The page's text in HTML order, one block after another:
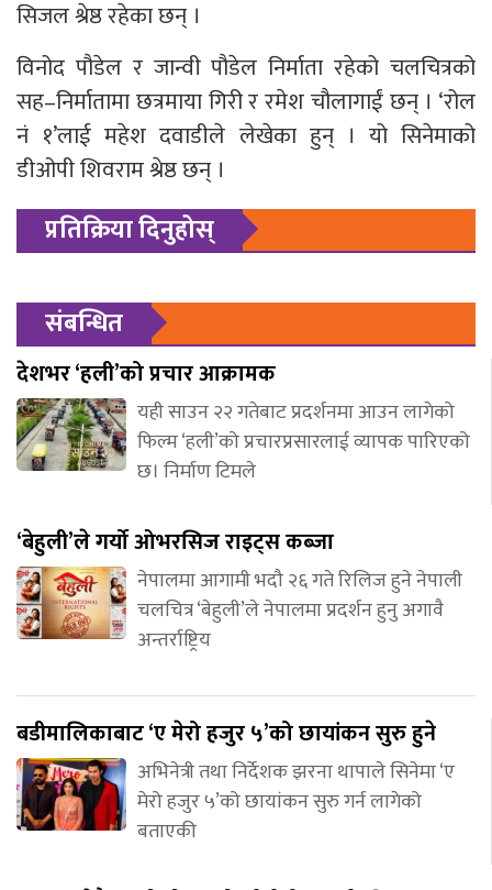
सिजल श्रेष्ठ रहेका छन् ।
विनोद पौडेल र जान्वी पौडेल निर्माता रहेको चलचित्रको
सह–निर्मातामा छत्रमाया गिरी र रमेश चौलागाईं छन् । ‘रोल
नं १’लाई महेश दवाडीले लेखेका हुन् । यो सिनेमाको
डीओपी शिवराम श्रेष्ठ छन् ।
प्रतिक्रिया दिनुहोस्
संबन्धित
देशभर ‘हली’को प्रचार आक्रामक
यही साउन २२ गतेबाट प्रदर्शनमा आउन लागेको
फिल्म ‘हली’को प्रचारप्रसारलाई व्यापक पारिएको
छ। निर्माण टिमले
‘बेहुली’ले गर्यो ओभरसिज राइट्स कब्जा
नेपालमा आगामी भदौ २६ गते रिलिज हुने नेपाली
चलचित्र ‘बेहुली’ले नेपालमा प्रदर्शन हुनु अगावै
अन्तर्राष्ट्रिय
बडीमालिकाबाट ‘ए मेरो हजुर ५’को छायांकन सुरु हुने
अभिनेत्री तथा निर्देशक झरना थापाले सिनेमा ‘ए
मेरो हजुर ५’को छायांकन सुरु गर्न लागेको
बताएकी